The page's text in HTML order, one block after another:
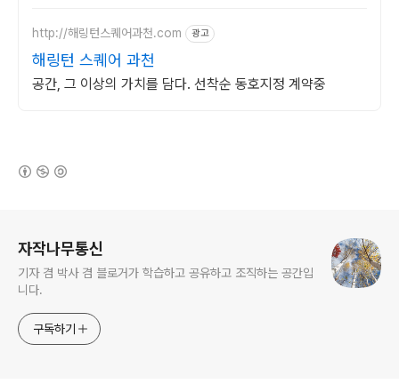
http://해링턴스퀘어과천.com 광고
해링턴 스퀘어 과천
공간, 그 이상의 가치를 담다. 선착순 동호지정 계약중
자작나무통신
기자 겸 박사 겸 블로거가 학습하고 공유하고 조직하는 공간입
니다.
구독하기